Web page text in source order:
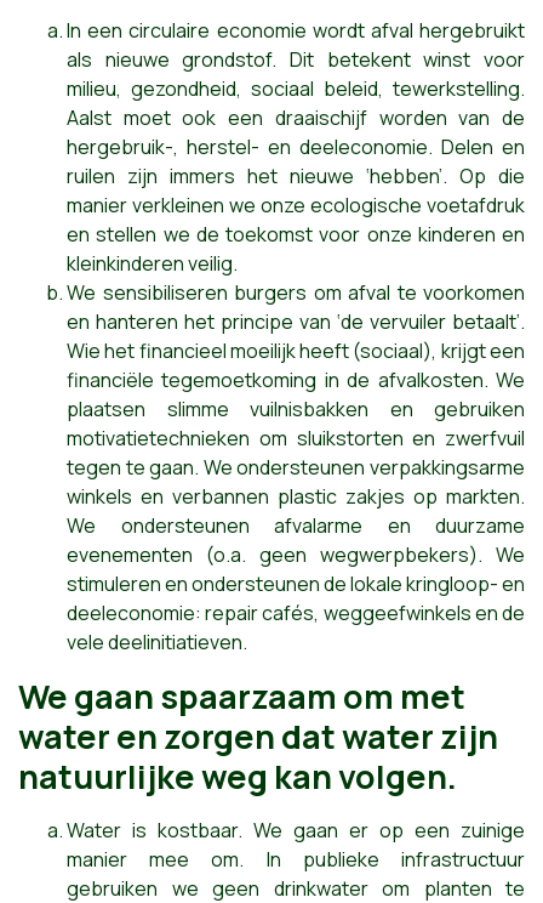
In een circulaire economie wordt afval hergebruikt
als nieuwe grondstof. Dit betekent winst voor
milieu, gezondheid, sociaal beleid, tewerkstelling.
Aalst moet ook een draaischijf worden van de
hergebruik-, herstel- en deeleconomie. Delen en
ruilen zijn immers het nieuwe ‘hebben’. Op die
manier verkleinen we onze ecologische voetafdruk
en stellen we de toekomst voor onze kinderen en
kleinkinderen veilig.
We sensibiliseren burgers om afval te voorkomen
en hanteren het principe van ‘de vervuiler betaalt’.
Wie het financieel moeilijk heeft (sociaal), krijgt een
financiële tegemoetkoming in de afvalkosten. We
plaatsen slimme vuilnisbakken en gebruiken
motivatietechnieken om sluikstorten en zwerfvuil
tegen te gaan. We ondersteunen verpakkingsarme
winkels en verbannen plastic zakjes op markten.
We ondersteunen afvalarme en duurzame
evenementen (o.a. geen wegwerpbekers). We
stimuleren en ondersteunen de lokale kringloop- en
deeleconomie: repair cafés, weggeefwinkels en de
vele deelinitiatieven.
We gaan spaarzaam om met
water en zorgen dat water zijn
natuurlijke weg kan volgen.
Water is kostbaar. We gaan er op een zuinige
manier mee om. In publieke infrastructuur
gebruiken we geen drinkwater om planten te